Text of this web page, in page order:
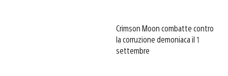
Crimson Moon combatte contro
la corruzione demoniaca il 1
settembre